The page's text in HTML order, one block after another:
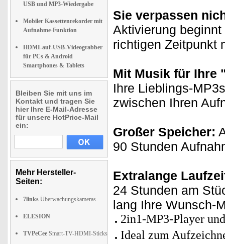
USB und MP3-Wiedergabe
Mobiler Kassettenrekorder mit
Aufnahme-Funktion
HDMI-auf-USB-Videograbber
für PCs & Android
Smartphones & Tablets
Bleiben Sie mit uns im
Kontakt und tragen Sie
hier Ihre E-Mail-Adresse
für unsere HotPrice-Mail
ein:
Mehr Hersteller-
Seiten:
7links Überwachungskameras
ELESION
TVPeCee Smart-TV-HDMI-Sticks
Sie verpassen
Aktivierung
richtigen Zeitpunkt
Mit Musik für Ihre
Ihre Lieblings-
zwischen Ihren
Großer Speicher:
90 Stunden
Extralange
24 Stunden am
lang Ihre Wunsch-
2in1-MP3-Player
Ideal zum